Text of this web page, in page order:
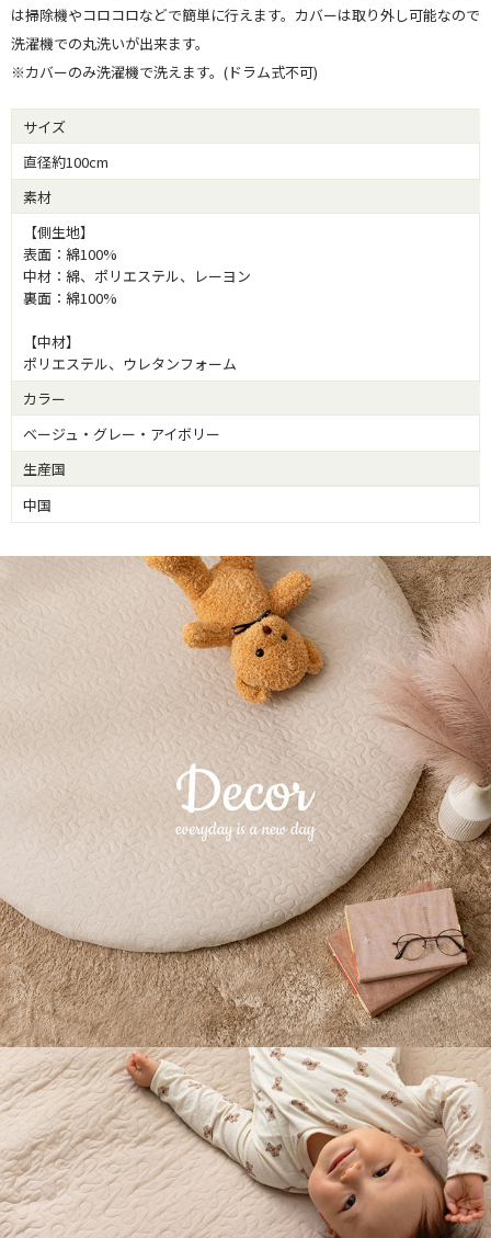
は掃除機やコロコロなどで簡単に行えます。カバーは取り外し可能なので
洗濯機での丸洗いが出来ます。
※カバーのみ洗濯機で洗えます。(ドラム式不可)
サイズ
直径約100cm
素材
【側生地】
表面：綿100%
中材：綿、ポリエステル、レーヨン
裏面：綿100%
【中材】
ポリエステル、ウレタンフォーム
カラー
ベージュ・グレー・アイボリー
生産国
中国